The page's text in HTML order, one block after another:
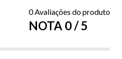
0 Avaliações do produto
NOTA 0 / 5